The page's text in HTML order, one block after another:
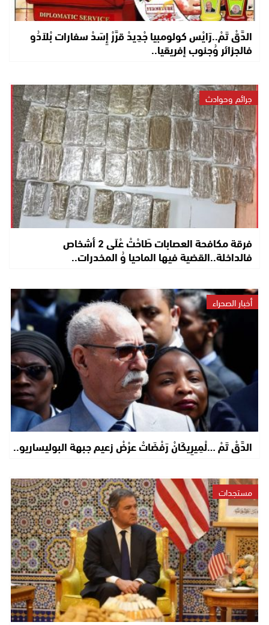
الدَّقْ تَمْ..رَايْس كولومبيا جْدِيدْ قرَّرْ إِسَدْ سفارات بْلاَدُو
فالجزائر وُجنوب إفريقيا..
جرائم وحوادث
فرقة مكافحة العصابات طَاحْتْ عْلَى 2 أشخاص
فالداخلة..القضية فيها الماحيا وُ المخدرات..
أخبار الصحراء
الدَّقْ تَمْ …لْمِيرِيكَانْ رَفْضَاتْ عرْضْ زعيم جبهة البوليساريو..
مستجدات